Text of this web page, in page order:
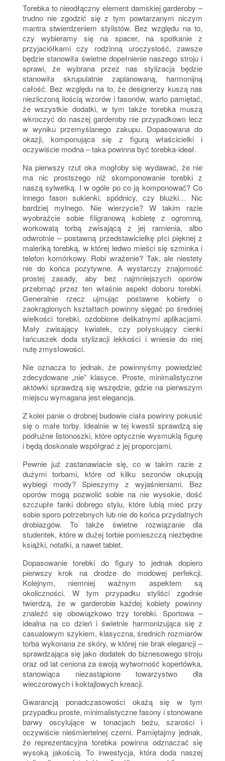
Torebka to nieodłączny element damskiej garderoby –
trudno nie zgodzić się z tym powtarzanym niczym
mantra stwierdzeniem stylistów. Bez względu na to,
czy wybieramy się na spacer, na spotkanie z
przyjaciółkami czy rodzinną uroczystość, zawsze
będzie stanowiła świetne dopełnienie naszego stroju i
sprawi, że wybrana przez nas stylizacja będzie
stanowiła skrupulatnie zaplanowaną, harmonijną
całość. Bez względu na to, że designerzy kuszą nas
niezliczoną ilością wzorów i fasonów, warto pamiętać,
że wszystkie dodatki, w tym także torebka muszą
wkroczyć do naszej garderoby nie przypadkowo lecz
w wyniku przemyślanego zakupu. Dopasowana do
okazji, komponująca się z figurą właścicielki i
oczywiście modna – taka powinna być torebka-ideał.
Na pierwszy rzut oka mogłoby się wydawać, że nie
ma nic prostszego niż skomponowanie torebki z
naszą sylwetką. I w ogóle po co ją komponować? Co
innego fason sukienki, spódnicy, czy bluzki… Nic
bardziej mylnego. Nie wierzycie? W takim razie
wyobraźcie sobie filigranową kobietę z ogromną,
workowatą torbą zwisającą z jej ramienia, albo
odwrotnie – postawną przedstawicielkę płci pięknej z
maleńką torebką, w której ledwo mieści się szminka i
telefon komórkowy. Robi wrażenie? Tak, ale niestety
nie do końca pozytywne. A wystarczy znajomość
prostej zasady, aby bez najmniejszych oporów
przebrnąć przez ten właśnie aspekt doboru torebki.
Generalnie rzecz ujmując postawne kobiety o
zaokrąglonych kształtach powinny sięgać po średniej
wielkości torebki, ozdobione delikatnymi aplikacjami.
Mały zwisający kwiatek, czy połyskujący cienki
łańcuszek doda stylizacji lekkości i wniesie do niej
nutę zmysłowości.
Nie oznacza to jednak, że powinnyśmy powiedzieć
zdecydowane „nie” klasyce. Proste, minimalistyczne
aktówki sprawdzą się wszędzie, gdzie na pierwszym
miejscu wymagana jest elegancja.
Z kolei panie o drobnej budowie ciała powinny pokusić
się o małe torby. Idealnie w tej kwestii sprawdzą się
podłużne listonoszki, które optycznie wysmuklą figurę
i będą doskonale współgrać z jej proporcjami.
Pewnie już zastanawiacie się, co w takim razie z
dużymi torbami, które od kilku sezonów okupują
wybiegi mody? Spieszymy z wyjaśnieniami. Bez
oporów mogą pozwolić sobie na nie wysokie, dość
szczupłe fanki dobrego stylu, które lubią mieć przy
sobie sporo potrzebnych lub nie do końca przydatnych
drobiazgów. To także świetne rozwiązanie dla
studentek, które w dużej torbie pomieszczą niezbędne
książki, notatki, a nawet tablet.
Dopasowanie torebki do figury to jednak dopiero
pierwszy krok na drodze do modowej perfekcji.
Kolejnym, niemniej ważnym aspektem są
okoliczności. W tym przypadku styliści zgodnie
twierdzą, że w garderobie każdej kobiety powinny
znaleźć się obowiązkowo trzy torebki. Sportowa –
idealna na co dzień i świetnie harmonizująca się z
casualowym szykiem, klasyczna, średnich rozmiarów
torba wykonana ze skóry, w której nie brak elegancji –
sprawdzająca się jako dodatek do biznesowego stroju
oraz od lat ceniona za swoją wytworność kopertówka,
stanowiąca niezastąpione towarzystwo dla
wieczorowych i koktajlowych kreacji.
Gwarancją ponadczasowości okażą się w tym
przypadku proste, minimalistyczne fasony i stonowane
barwy oscylujące w tonacjach beżu, szarości i
oczywiście nieśmiertelnej czerni. Pamiętajmy jednak,
że reprezentacyjna torebka powinna odznaczać się
wysoką jakością. To inwestycja, która doda naszej